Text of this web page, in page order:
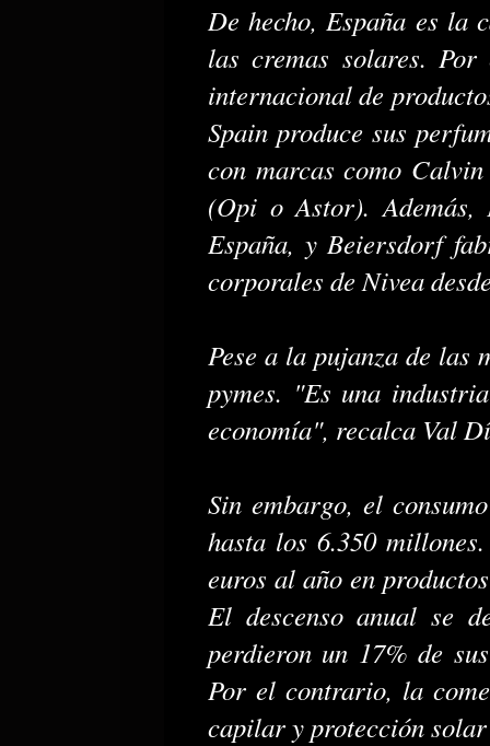
De hecho, España es la
las cremas solares.
internacional de
Spain produce sus
con marcas como
(Opi o Astor).
España, y Beiersdorf
corporales de Nivea
Pese a la pujanza de las
pymes. "Es una
economía", recalca Val
Sin embargo, el
hasta los 6.350
euros al año en
El descenso anual se
perdieron un 17% de
Por el contrario, la
capilar y protección